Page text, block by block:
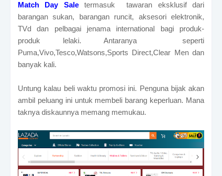
Match Day Saletermasuk tawaran eksklusif dari
barangan sukan, barangan runcit, aksesori elektronik,
TVd dan pelbagai jenama international bagi produk-
produk lelaki. Antaranya seperti
Puma,Vivo,Tesco,Watsons,Sports Direct,Clear Men dan
banyak kali.
Untung kalau beli waktu promosi ini. Penguna bijak akan
ambil peluang ini untuk membeli barang keperluan. Mana
taknya diskaunnya memang memukau.